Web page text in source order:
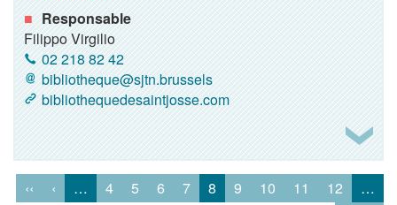
Responsable
Filippo Virgilio
02 218 82 42
bibliotheque@sjtn.brussels
bibliothequedesaintjosse.com
‹‹ ‹ … 4 5 6 7 8 9 10 11 12
…